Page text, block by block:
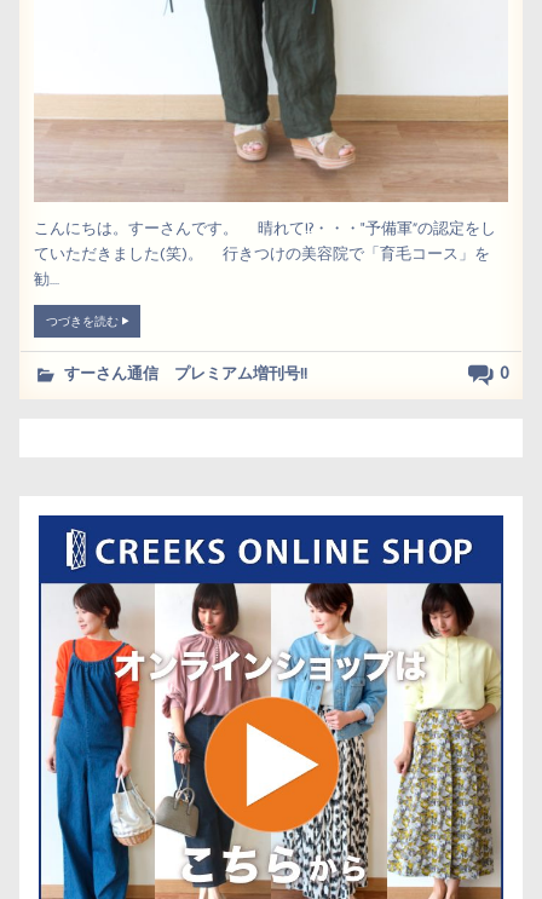
こんにちは。すーさんです。 晴れて!?・・・"予備軍”の認定をし
ていただきました(笑)。 行きつけの美容院で「育毛コース」を
勧....
つづきを読む
0
すーさん通信 プレミアム増刊号!!